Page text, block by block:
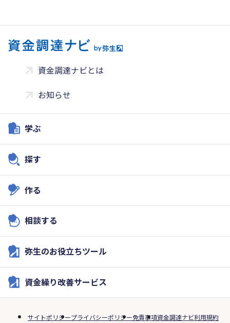
資金調達ナビとは
お知らせ
学ぶ
探す
作る
相談する
弥生のお役立ちツール
資金繰り改善サービス
サイトポリシープライバシーポリシー免責事項資金調達ナビ利用規約